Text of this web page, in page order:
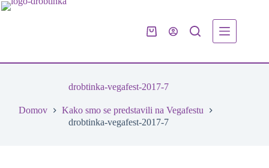
Skip
Shopping
drobtinka-vegafest-2017-7
Domov
Kako smo se predstavili na Vegafestu
drobtinka-vegafest-2017-7